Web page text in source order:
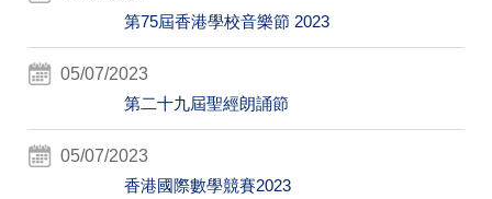
第75屆香港學校音樂節 2023
05/07/2023
第二十九屆聖經朗誦節
05/07/2023
香港國際數學競賽2023